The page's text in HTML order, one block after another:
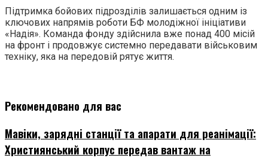
Підтримка бойових підрозділів залишається одним із
ключових напрямів роботи БФ молодіжної ініціативи
«Надія». Команда фонду здійснила вже понад 400 місій
на фронт і продовжує системно передавати військовим
техніку, яка на передовій рятує життя.
Рекомендовано для вас
Мавіки, зарядні станції та апарати для реанімації:
Християнський корпус передав вантаж на